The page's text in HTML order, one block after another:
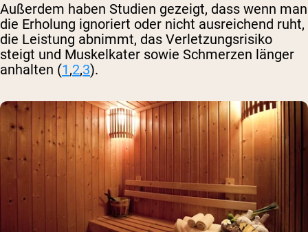
Außerdem haben Studien gezeigt, dass wenn man
die Erholung ignoriert oder nicht ausreichend ruht,
die Leistung abnimmt, das Verletzungsrisiko
steigt und Muskelkater sowie Schmerzen länger
anhalten (1,2,3).